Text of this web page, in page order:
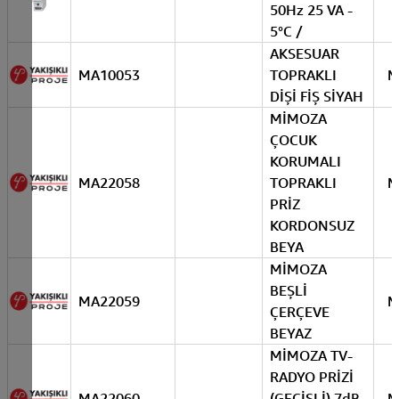
50Hz 25 VA ­
5°C /
MA10053
AKSESUAR
TOPRAKLI
DİŞİ FİŞ SİYAH
MA22058
MİMOZA
ÇOCUK
KORUMALI
TOPRAKLI
PRİZ
KORDONSUZ
BEYA
MA22059
MİMOZA
BEŞLİ
ÇERÇEVE
BEYAZ
MİMOZA TV-
RADYO PRİZİ